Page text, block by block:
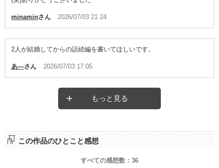
minaminさん 2026/07/03 21:24
2人が結婚してからの話続編を書いてほしいです。
あ―さん 2026/07/03 17:05
もっと見る
この作品のひとこと感想
すべての感想数： 36